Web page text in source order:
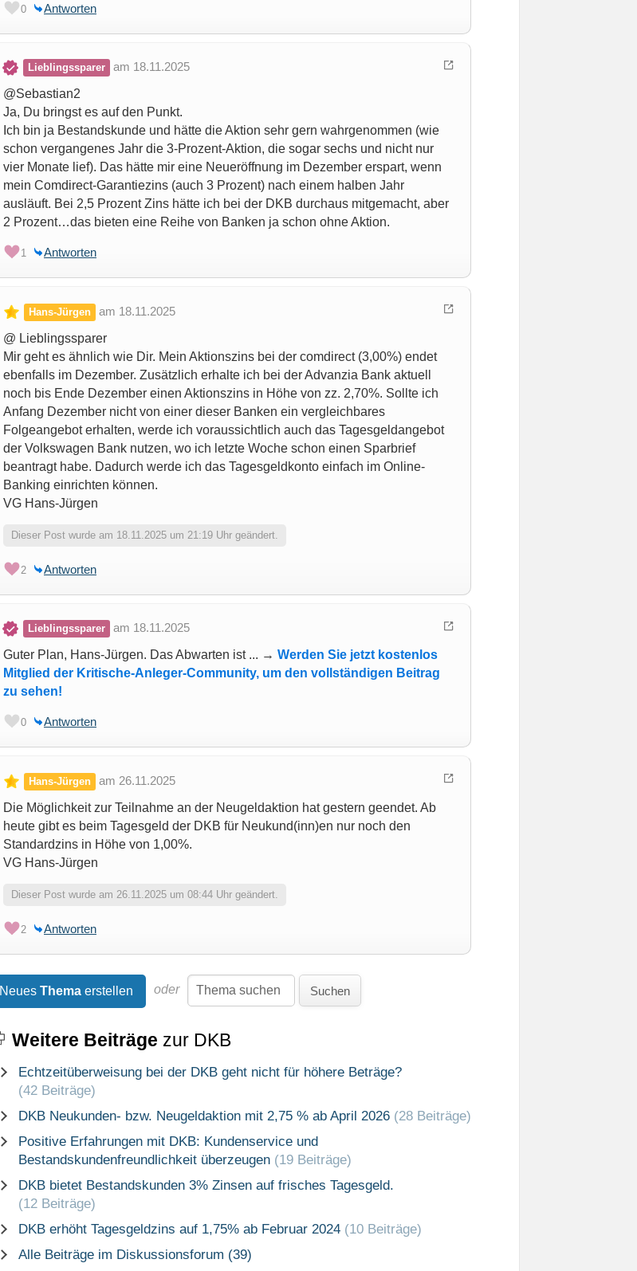
0 Antworten
Lieblingssparer
am 18.11.2025
@Sebastian2
Ja, Du bringst es auf den Punkt.
Ich bin ja Bestandskunde und hätte die Aktion sehr gern wahrgenommen (wie
schon vergangenes Jahr die 3-Prozent-Aktion, die sogar sechs und nicht nur
vier Monate lief). Das hätte mir eine Neueröffnung im Dezember erspart, wenn
mein Comdirect-Garantiezins (auch 3 Prozent) nach einem halben Jahr
ausläuft. Bei 2,5 Prozent Zins hätte ich bei der DKB durchaus mitgemacht, aber
2 Prozent…das bieten eine Reihe von Banken ja schon ohne Aktion.
1 Antworten
Hans-Jürgen
am 18.11.2025
@ Lieblingssparer
Mir geht es ähnlich wie Dir. Mein Aktionszins bei der comdirect (3,00%) endet
ebenfalls im Dezember. Zusätzlich erhalte ich bei der Advanzia Bank aktuell
noch bis Ende Dezember einen Aktionszins in Höhe von zz. 2,70%. Sollte ich
Anfang Dezember nicht von einer dieser Banken ein vergleichbares
Folgeangebot erhalten, werde ich voraussichtlich auch das Tagesgeldangebot
der Volkswagen Bank nutzen, wo ich letzte Woche schon einen Sparbrief
beantragt habe. Dadurch werde ich das Tagesgeldkonto einfach im Online-
Banking einrichten können.
VG Hans-Jürgen
Dieser Post wurde am 18.11.2025 um 21:19 Uhr geändert.
2 Antworten
Lieblingssparer
am 18.11.2025
Guter Plan, Hans-Jürgen. Das Abwarten ist ... → Werden Sie jetzt kostenlos
Mitglied der Kritische-Anleger-Community, um den vollständigen Beitrag
zu sehen!
0 Antworten
Hans-Jürgen
am 26.11.2025
Die Möglichkeit zur Teilnahme an der Neugeldaktion hat gestern geendet. Ab
heute gibt es beim Tagesgeld der DKB für Neukund(inn)en nur noch den
Standardzins in Höhe von 1,00%.
VG Hans-Jürgen
Dieser Post wurde am 26.11.2025 um 08:44 Uhr geändert.
2 Antworten
Neues Thema erstellen oder Suchen
Weitere Beiträge zur DKB
Echtzeitüberweisung bei der DKB geht nicht für höhere Beträge?
(42 Beiträge)
DKB Neukunden- bzw. Neugeldaktion mit 2,75 % ab April 2026 (28 Beiträge)
Positive Erfahrungen mit DKB: Kundenservice und
Bestandskundenfreundlichkeit überzeugen (19 Beiträge)
DKB bietet Bestandskunden 3% Zinsen auf frisches Tagesgeld.
(12 Beiträge)
DKB erhöht Tagesgeldzins auf 1,75% ab Februar 2024 (10 Beiträge)
Alle Beiträge im Diskussionsforum (39)